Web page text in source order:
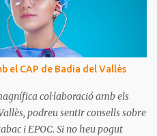
el CAP de Badia del Vallès
col·laboració amb els
podreu sentir consells sobre
i EPOC. Si no heu pogut